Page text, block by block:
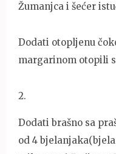
Žumanjca i šećer
Dodati otopljenu
margarinom otopili
2.
Dodati brašno sa
od 4